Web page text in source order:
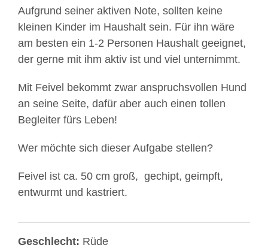
Aufgrund seiner aktiven Note, sollten keine
kleinen Kinder im Haushalt sein. Für ihn wäre
am besten ein 1-2 Personen Haushalt geeignet,
der gerne mit ihm aktiv ist und viel unternimmt.
Mit Feivel bekommt zwar anspruchsvollen Hund
an seine Seite, dafür aber auch einen tollen
Begleiter fürs Leben!
Wer möchte sich dieser Aufgabe stellen?
Feivel ist ca. 50 cm groß, gechipt, geimpft,
entwurmt und kastriert.
Geschlecht: Rüde